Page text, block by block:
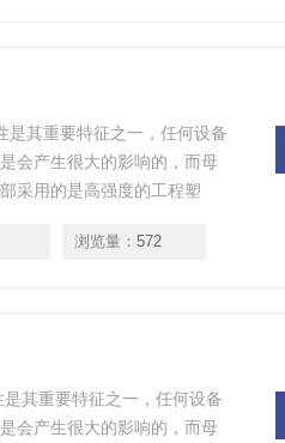
是其重要特征之一，任何设备
会产生很大的影响的，而母
采用的是高强度的工程塑
浏览量： 572
其重要特征之一，任何设备
会产生很大的影响的，而母